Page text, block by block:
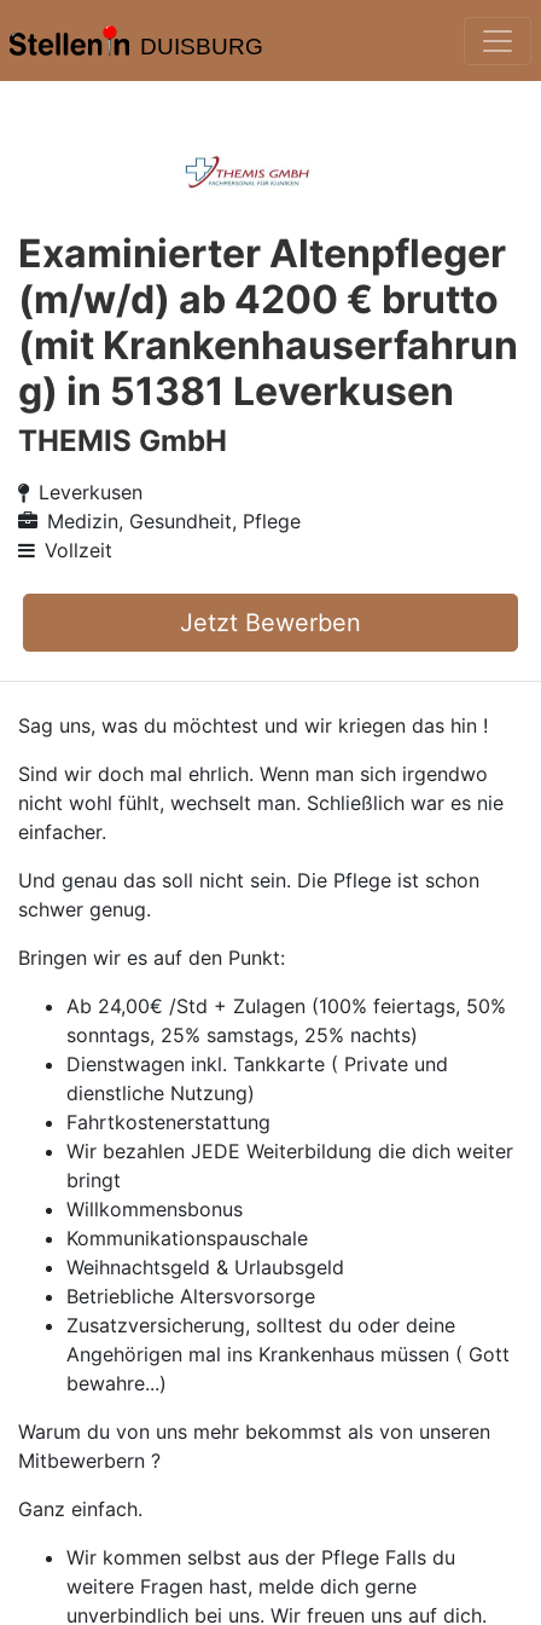
DUISBURG
Examinierter Altenpfleger
(m/w/d) ab 4200 € brutto
(mit Krankenhauserfahrun
g) in 51381 Leverkusen
THEMIS GmbH
Leverkusen
Medizin, Gesundheit, Pflege
Vollzeit
Jetzt Bewerben
Sag uns, was du möchtest und wir kriegen das hin !
Sind wir doch mal ehrlich. Wenn man sich irgendwo
nicht wohl fühlt, wechselt man. Schließlich war es nie
einfacher.
Und genau das soll nicht sein. Die Pflege ist schon
schwer genug.
Bringen wir es auf den Punkt:
Ab 24,00€ /Std + Zulagen (100% feiertags, 50%
sonntags, 25% samstags, 25% nachts)
Dienstwagen inkl. Tankkarte ( Private und
dienstliche Nutzung)
Fahrtkostenerstattung
Wir bezahlen JEDE Weiterbildung die dich weiter
bringt
Willkommensbonus
Kommunikationspauschale
Weihnachtsgeld & Urlaubsgeld
Betriebliche Altersvorsorge
Zusatzversicherung, solltest du oder deine
Angehörigen mal ins Krankenhaus müssen ( Gott
bewahre...)
Warum du von uns mehr bekommst als von unseren
Mitbewerbern ?
Ganz einfach.
Wir kommen selbst aus der Pflege Falls du
weitere Fragen hast, melde dich gerne
unverbindlich bei uns. Wir freuen uns auf dich.